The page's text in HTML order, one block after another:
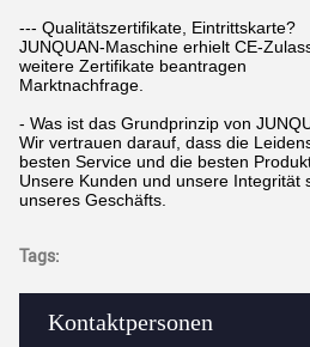
Kontaktpersonen
--- Qualitätszertifikate, Eintrittskarte?
JUNQUAN-Maschine erhielt CE-
weitere Zertifikate beantragen
Marktnachfrage.
- Was ist das Grundprinzip von
Wir vertrauen darauf, dass die
besten Service und die besten
Unsere Kunden und unsere Integrität
unseres Geschäfts.
Tags: